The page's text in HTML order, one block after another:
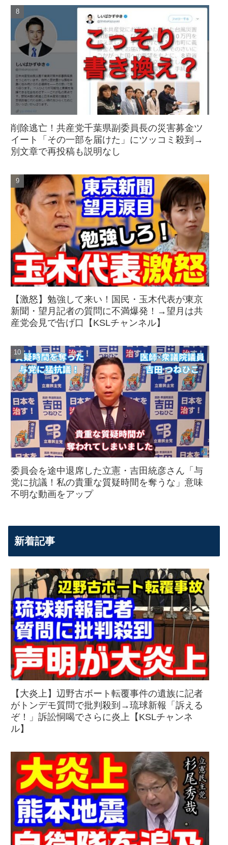
削除逃亡！共産党千葉県副委員長の災害募金ツ
イート「その一部を届けた」にツッコミ殺到→
別文章で再投稿も説明なし
【激怒】勉強して来い！国民・玉木代表が東京
新聞・望月記者の質問に不満爆発！→望月は共
産党会見で告げ口【KSLチャンネル】
委員会を途中退席した立憲・吉田統彦さん「与
党に抗議！私の貴重な質疑時間を奪うな」意味
不明な動画をアップ
新着記事
【大炎上】辺野古ボート転覆事件の遺族に記者
がトンデモ質問で批判殺到→琉球新報「訴える
ぞ！」訴訟恫喝でさらに炎上【KSLチャンネ
ル】